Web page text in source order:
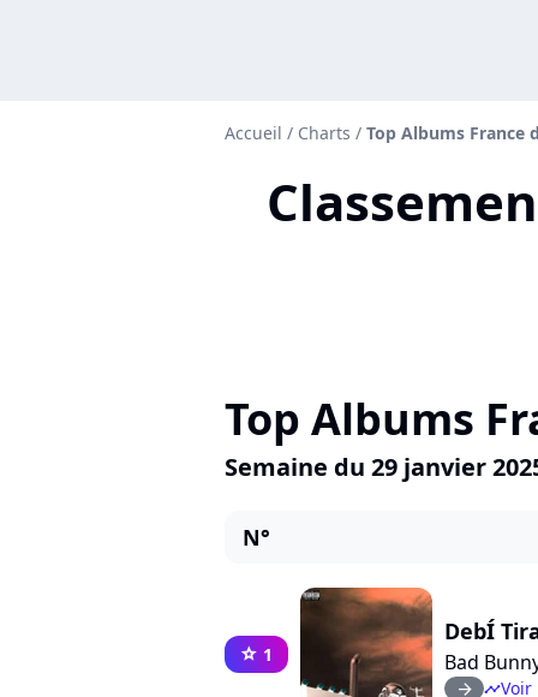
Accueil / Charts / Top Albums France
Top Albums
Semaine du 29 janvier
N°
star 1
DebÍ
Bad
arrow_right timelineVoir